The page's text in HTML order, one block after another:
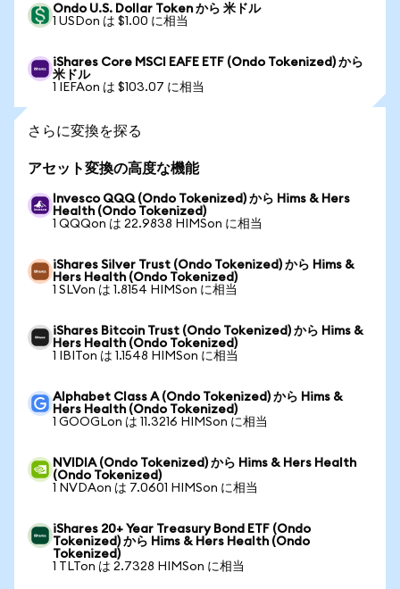
Ondo U.S. Dollar Token から 米ドル
1 USDon は $1.00 に相当
iShares Core MSCI EAFE ETF (Ondo Tokenized) から
米ドル
1 IEFAon は $103.07 に相当
さらに変換を探る
アセット変換の高度な機能
Invesco QQQ (Ondo Tokenized) から Hims & Hers
Health (Ondo Tokenized)
1 QQQon は 22.9838 HIMSon に相当
iShares Silver Trust (Ondo Tokenized) から Hims &
Hers Health (Ondo Tokenized)
1 SLVon は 1.8154 HIMSon に相当
iShares Bitcoin Trust (Ondo Tokenized) から Hims &
Hers Health (Ondo Tokenized)
1 IBITon は 1.1548 HIMSon に相当
Alphabet Class A (Ondo Tokenized) から Hims &
Hers Health (Ondo Tokenized)
1 GOOGLon は 11.3216 HIMSon に相当
NVIDIA (Ondo Tokenized) から Hims & Hers Health
(Ondo Tokenized)
1 NVDAon は 7.0601 HIMSon に相当
iShares 20+ Year Treasury Bond ETF (Ondo
Tokenized) から Hims & Hers Health (Ondo
Tokenized)
1 TLTon は 2.7328 HIMSon に相当